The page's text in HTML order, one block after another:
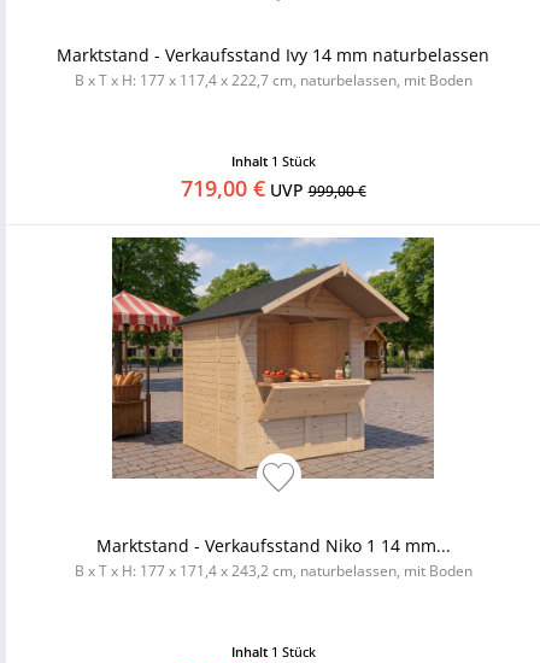
Marktstand - Verkaufsstand Ivy 14 mm naturbelassen
B x T x H: 177 x 117,4 x 222,7 cm, naturbelassen, mit Boden
Inhalt 1 Stück
719,00 €UVP999,00 €
Marktstand - Verkaufsstand Niko 1 14 mm...
B x T x H: 177 x 171,4 x 243,2 cm, naturbelassen, mit Boden
Inhalt 1 Stück